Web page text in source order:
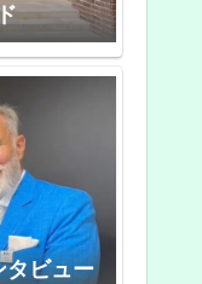
タビュー